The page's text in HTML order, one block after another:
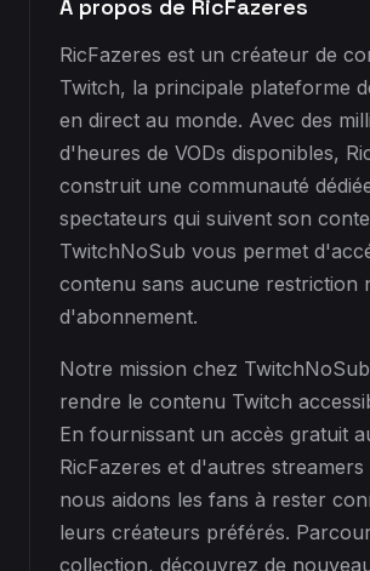
À propos de RicFazeres
RicFazeres est un créateur de
Twitch, la principale plateforme
en direct au monde. Avec des
d'heures de VODs disponibles,
construit une communauté
spectateurs qui suivent son
TwitchNoSub vous permet
contenu sans aucune restriction
d'abonnement.
Notre mission chez
rendre le contenu Twitch
En fournissant un accès gratuit
RicFazeres et d'autres
nous aidons les fans à rester
leurs créateurs préférés.
collection, découvrez de